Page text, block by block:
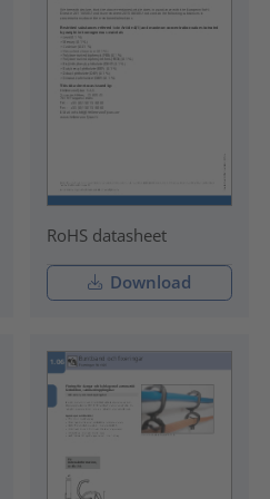
RoHS datasheet
Download